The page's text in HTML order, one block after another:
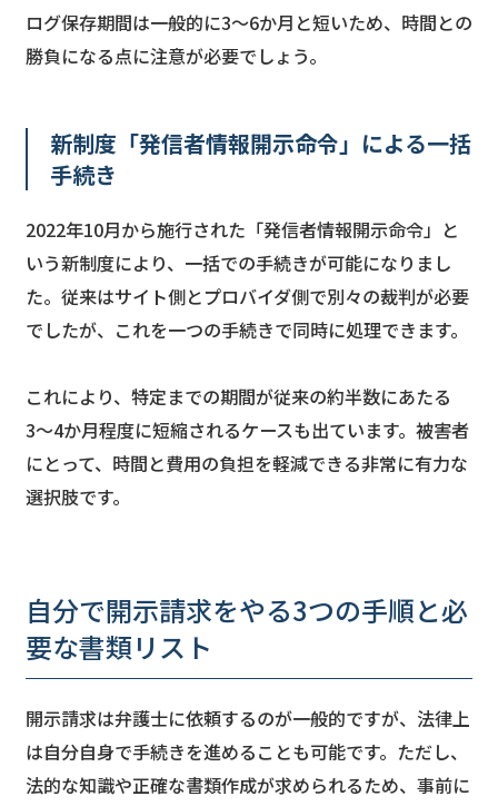
ログ保存期間は一般的に3〜6か月と短いため、時間との
勝負になる点に注意が必要でしょう。
新制度「発信者情報開示命令」による一括
手続き
2022年10月から施行された「発信者情報開示命令」と
いう新制度により、一括での手続きが可能になりまし
た。従来はサイト側とプロバイダ側で別々の裁判が必要
でしたが、これを一つの手続きで同時に処理できます。
これにより、特定までの期間が従来の約半数にあたる
3〜4か月程度に短縮されるケースも出ています。被害者
にとって、時間と費用の負担を軽減できる非常に有力な
選択肢です。
自分で開示請求をやる3つの手順と必
要な書類リスト
開示請求は弁護士に依頼するのが一般的ですが、法律上
は自分自身で手続きを進めることも可能です。ただし、
法的な知識や正確な書類作成が求められるため、事前に